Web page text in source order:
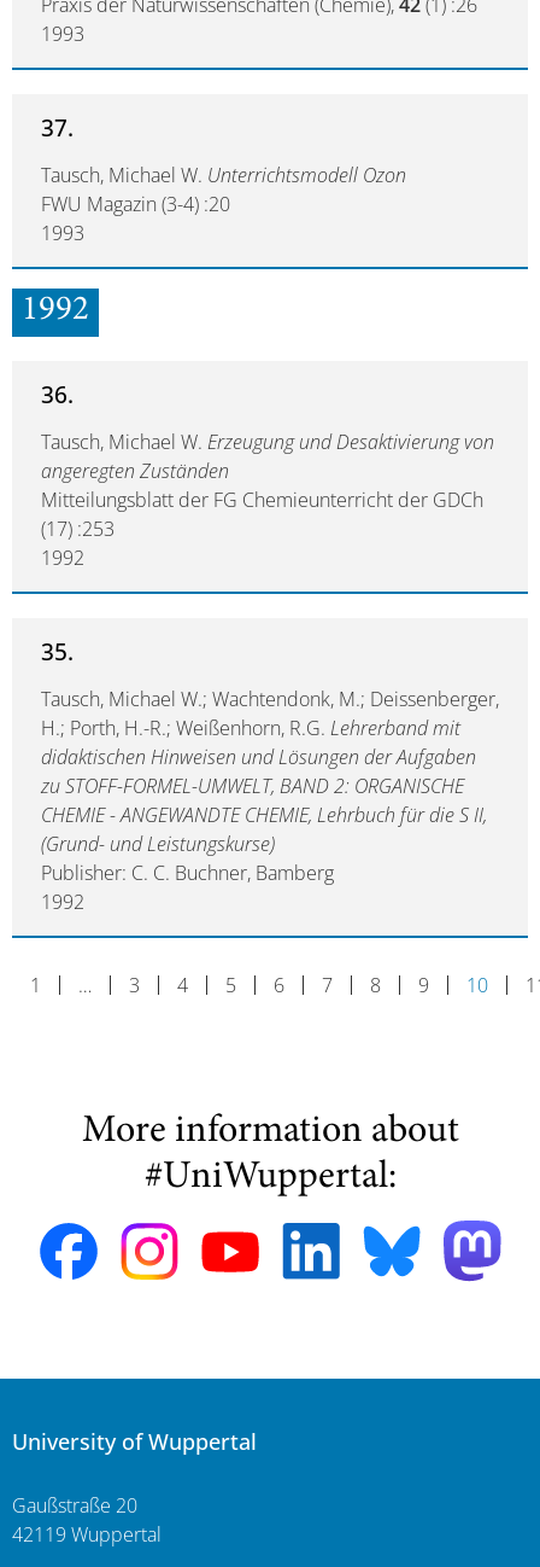
1993
37.
Tausch, Michael W. Unterrichtsmodell Ozon
FWU Magazin (3-4) :20
1993
1992
36.
Tausch, Michael W. Erzeugung und Desaktivierung von
angeregten Zuständen
Mitteilungsblatt der FG Chemieunterricht der GDCh
(17) :253
1992
35.
Tausch, Michael W.; Wachtendonk, M.; Deissenberger,
H.; Porth, H.-R.; Weißenhorn, R.G. Lehrerband mit
didaktischen Hinweisen und Lösungen der Aufgaben
zu STOFF-FORMEL-UMWELT, BAND 2: ORGANISCHE
CHEMIE - ANGEWANDTE CHEMIE, Lehrbuch für die S II,
(Grund- und Leistungskurse)
Publisher: C. C. Buchner, Bamberg
1992
1 … 3 4 5 6 7 8 9 10
More information about
#UniWuppertal:
University of Wuppertal
Gaußstraße 20
42119 Wuppertal